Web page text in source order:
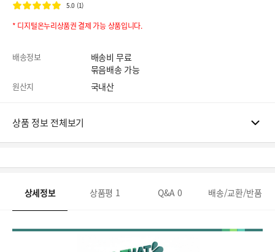
5.0 (1)
* 디지털온누리상품권 결제 가능 상품입니다.
배송정보
배송비 무료
묶음배송 가능
원산지 국내산
상품 정보 전체보기
상세정보 상품평 1 Q&A 0 배송/교환/반품